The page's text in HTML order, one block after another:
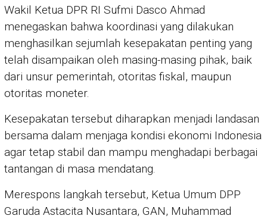
Wakil Ketua DPR RI Sufmi Dasco Ahmad
menegaskan bahwa koordinasi yang dilakukan
menghasilkan sejumlah kesepakatan penting yang
telah disampaikan oleh masing-masing pihak, baik
dari unsur pemerintah, otoritas fiskal, maupun
otoritas moneter.
Kesepakatan tersebut diharapkan menjadi landasan
bersama dalam menjaga kondisi ekonomi Indonesia
agar tetap stabil dan mampu menghadapi berbagai
tantangan di masa mendatang.
Merespons langkah tersebut, Ketua Umum DPP
Garuda Astacita Nusantara, GAN, Muhammad